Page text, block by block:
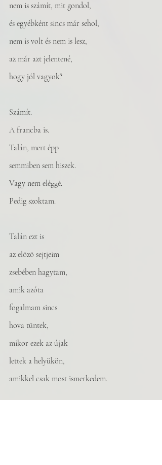
nem is számít, mit gondol,
és egyébként sincs már sehol,
nem is volt és nem is lesz,
az már azt jelentené,
hogy jól vagyok?
Számít.
A francba is.
Talán, mert épp
semmiben sem hiszek.
Vagy nem eléggé.
Pedig szoktam.
Talán ezt is
az előző sejtjeim
zsebében hagytam,
amik azóta
fogalmam sincs
hova tűntek,
mikor ezek az újak
lettek a helyükön,
amikkel csak most ismerkedem.